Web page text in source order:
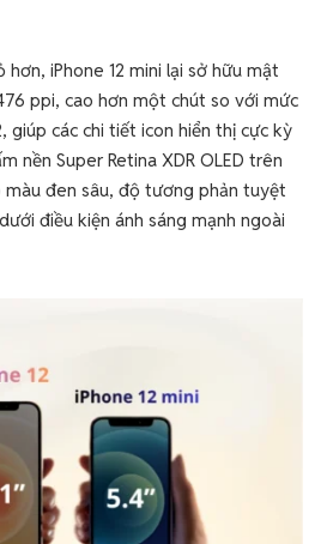
hơn, iPhone 12 mini lại sở hữu mật
ppi, cao hơn một chút so với mức
giúp các chi tiết icon hiển thị cực kỳ
nền Super Retina XDR OLED trên
màu đen sâu, độ tương phản tuyệt
điều kiện ánh sáng mạnh ngoài